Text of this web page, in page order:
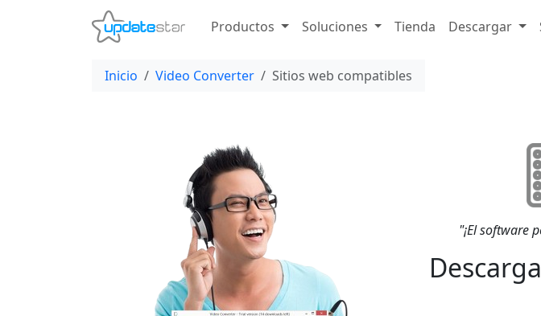
Productos Soluciones Tienda Descargar
Inicio Video Converter Sitios web compatibles
"¡El software